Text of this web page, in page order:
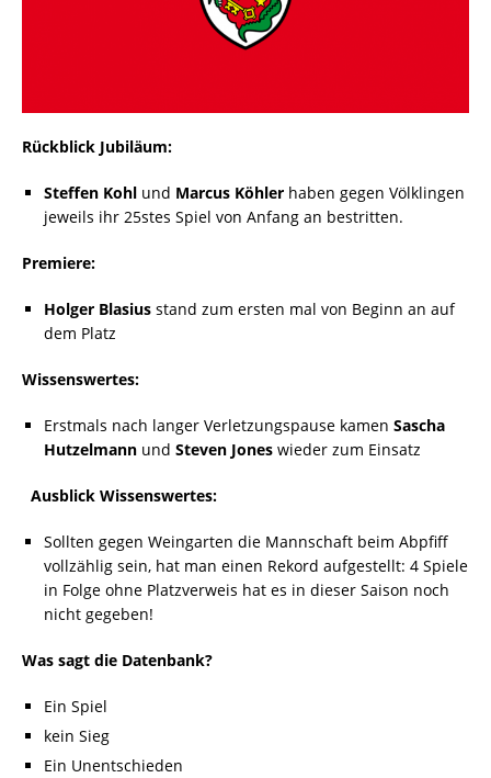
Rückblick Jubiläum:
Steffen Kohl und Marcus Köhler haben gegen Völklingen
jeweils ihr 25stes Spiel von Anfang an bestritten.
Premiere:
Holger Blasius stand zum ersten mal von Beginn an auf
dem Platz
Wissenswertes:
Erstmals nach langer Verletzungspause kamen Sascha
Hutzelmann und Steven Jones wieder zum Einsatz
Ausblick Wissenswertes:
Sollten gegen Weingarten die Mannschaft beim Abpfiff
vollzählig sein, hat man einen Rekord aufgestellt: 4 Spiele
in Folge ohne Platzverweis hat es in dieser Saison noch
nicht gegeben!
Was sagt die Datenbank?
Ein Spiel
kein Sieg
Ein Unentschieden